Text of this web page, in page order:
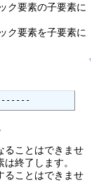
ク要素の子要素に
ク要素を子要素に
↑
ることはできませ
終了します。
ることはできませ